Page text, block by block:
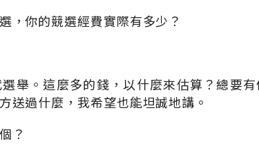
，你的競選經費實際有多少？
舉。這麼多的錢，以什麼來估算？總要
送過什麼，我希望也能坦誠地講。
？